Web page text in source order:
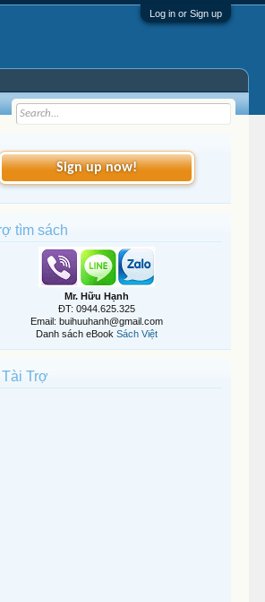
Log in or Sign up
Sign up now!
tìm sách
Mr. Hữu Hạnh
ĐT: 0944.625.325
Email: buihuuhanh@gmail.com
Danh sách eBook Sách Việt
Trợ